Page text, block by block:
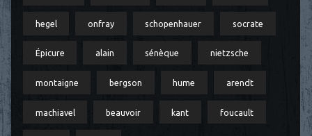
hegel onfray schopenhauer socrate
Épicure alain sénèque nietzsche
montaigne bergson hume arendt
machiavel beauvoir kant foucault